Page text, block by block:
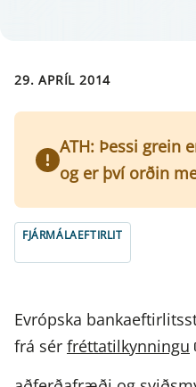
29. APRÍL 2014
ATH: Þessi grein
og er því orðin
FJÁRMÁLAEFTIRLIT
Evrópska
frá sér fréttatilkynningu